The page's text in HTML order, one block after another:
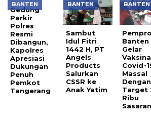
BANTEN
Gedung
Parkir
Polres
Resmi
Dibangun,
Kapolres
Apresiasi
Dukungan
Penuh
Pemkot
Tangerang
BANTEN
Sambut
Idul Fitri
1442 H, PT
Angels
Products
Salurkan
CSSR ke
Anak Yatim
BANTEN
Banten
Gelar
Covid-
Massal
Dengan
Target
Ribu
Sasaran